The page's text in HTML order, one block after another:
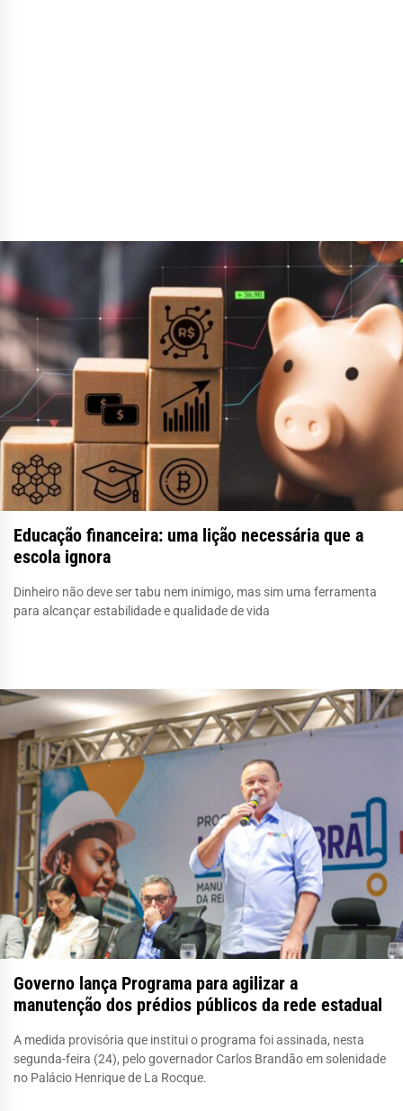
Educação financeira: uma lição necessária que a
escola ignora
Dinheiro não deve ser tabu nem inimigo, mas sim uma ferramenta
para alcançar estabilidade e qualidade de vida
Governo lança Programa para agilizar a
manutenção dos prédios públicos da rede estadual
A medida provisória que institui o programa foi assinada, nesta
segunda-feira (24), pelo governador Carlos Brandão em solenidade
no Palácio Henrique de La Rocque.